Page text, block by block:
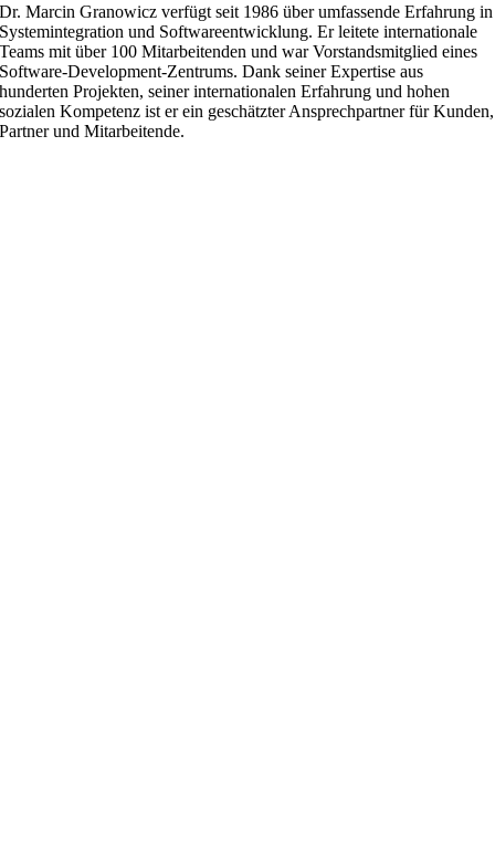
Dr. Marcin Granowicz verfügt seit 1986 über umfassende Erfahrung in
Systemintegration und Softwareentwicklung. Er leitete internationale
Teams mit über 100 Mitarbeitenden und war Vorstandsmitglied eines
Software-Development-Zentrums. Dank seiner Expertise aus
hunderten Projekten, seiner internationalen Erfahrung und hohen
sozialen Kompetenz ist er ein geschätzter Ansprechpartner für Kunden,
Partner und Mitarbeitende.